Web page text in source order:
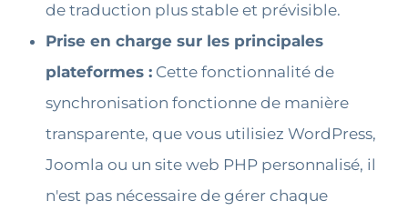
de traduction plus stable et prévisible.
Prise en charge sur les principales
plateformes : Cette fonctionnalité de
synchronisation fonctionne de manière
transparente, que vous utilisiez WordPress,
Joomla ou un site web PHP personnalisé, il
n'est pas nécessaire de gérer chaque